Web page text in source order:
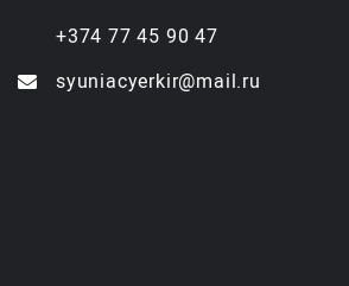
+374 77 45 90 47
syuniacyerkir@mail.ru